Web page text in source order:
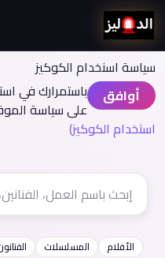
سياسة اسنخدام الكوكيز
أوافق
باستمرارك في
على سياسة
استخدام الكوكيز)
الأفلام المسلسلات